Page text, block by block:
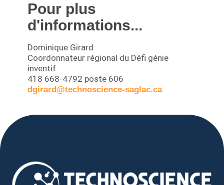
Pour plus
d'informations...
Dominique Girard
Coordonnateur régional du Défi génie
inventif
418 668-4792 poste 606
dgirard@technoscience-saglac.ca